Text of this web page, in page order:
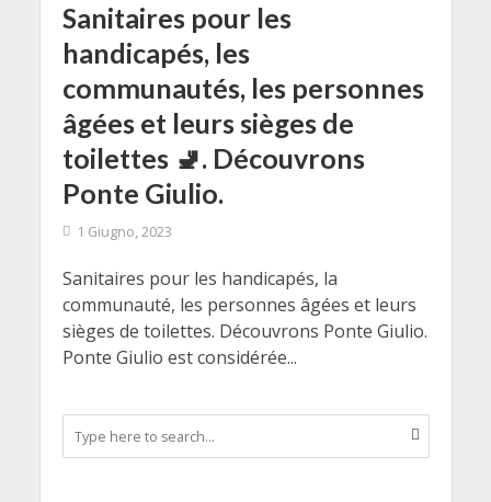
Sanitaires pour les
handicapés, les
communautés, les personnes
âgées et leurs sièges de
toilettes 🚽. Découvrons
Ponte Giulio.
1 Giugno, 2023
Sanitaires pour les handicapés, la
communauté, les personnes âgées et leurs
sièges de toilettes. Découvrons Ponte Giulio.
Ponte Giulio est considérée...